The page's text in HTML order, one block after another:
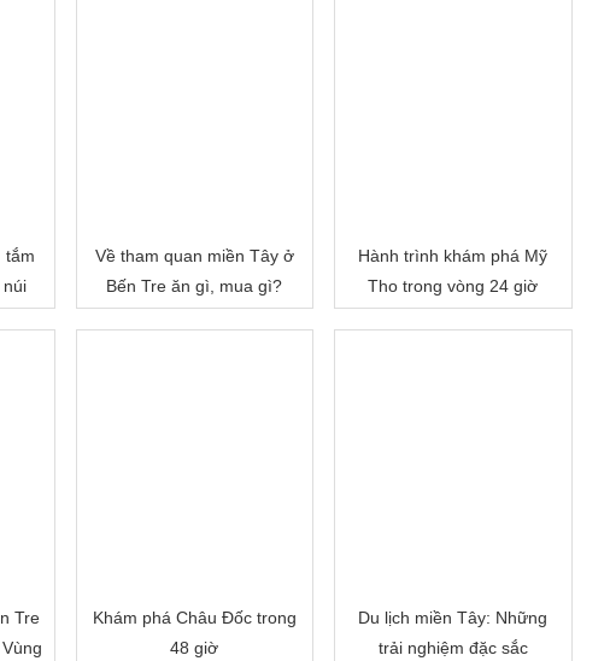
tắm
Về tham quan miền Tây ở
Bến Tre ăn gì, mua gì?
Hành trình khám phá Mỹ
Tho trong vòng 24 giờ
Tre
Khám phá Châu Đốc trong
48 giờ
Du lịch miền Tây: Những
trải nghiệm đặc sắc